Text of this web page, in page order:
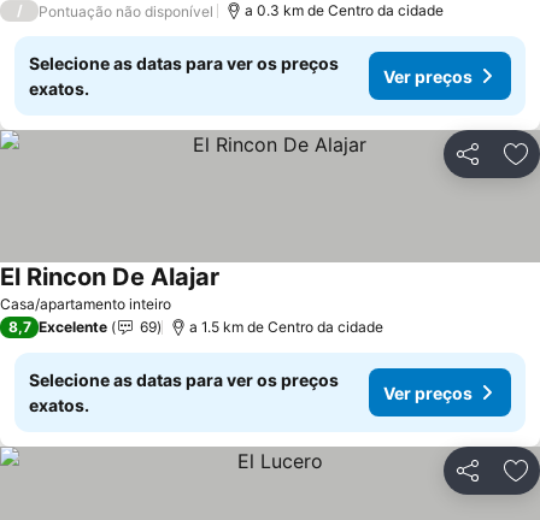
/ Pontuação não disponível a 0.3 km de Centro da cidade
Selecione as datas para ver os preços
exatos.
Ver preços
Partilhar
Casa/apartamento inteiro
El Rincon De Alajar
8,7 Excelente 69 a 1.5 km de Centro da cidade
Selecione as datas para ver os preços
exatos.
Ver preços
Partilhar